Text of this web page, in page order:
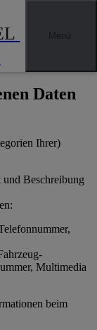
wir
Daten
Ihrer)
Beschreibung
Multimedia
beim